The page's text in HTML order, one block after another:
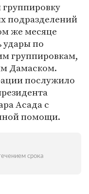
группировку
подразделений
же месяце
удары по
группировкам,
Дамаском.
послужило
Асада с
помощи.
срока